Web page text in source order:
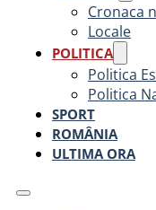
Cronaca
Locale
POLITICA
Politica
Politica
SPORT
ROMÂNIA
ULTIMA ORA